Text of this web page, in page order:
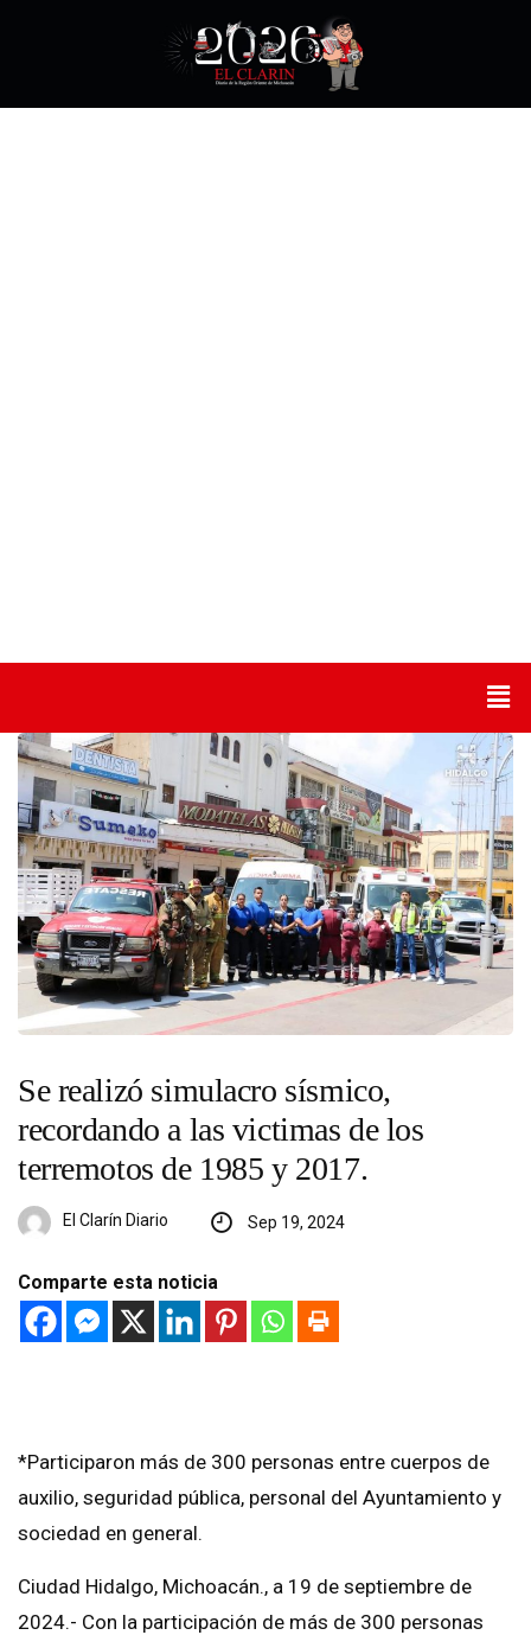
Se realizó simulacro sísmico,
recordando a las victimas de los
terremotos de 1985 y 2017.
El Clarín Diario Sep 19, 2024
Comparte esta noticia
*Participaron más de 300 personas entre cuerpos de
auxilio, seguridad pública, personal del Ayuntamiento y
sociedad en general.
Ciudad Hidalgo, Michoacán., a 19 de septiembre de
2024.- Con la participación de más de 300 personas